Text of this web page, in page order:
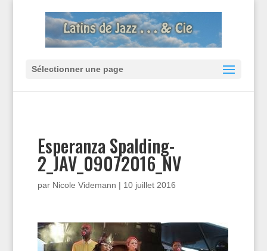
Sélectionner une page
Esperanza Spalding-
2_JAV_09072016_NV
par Nicole Videmann | 10 juillet 2016